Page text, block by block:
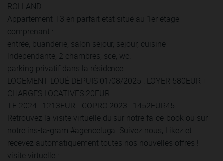
ROLLAND
Appartement T3 en parfait etat situé au 1er étage
comprenant :
entrée, buanderie, salon sejour, sejour, cuisine
independante, 2 chambres, sde, wc.
parking privatif dans la résidence.
LOGEMENT LOUÉ DEPUIS 01/08/2025 : LOYER 580EUR +
CHARGES LOCATIVES 20EUR
TF 2024 : 1213EUR - COPRO 2023 : 1452EUR45
Retrouvez la visite virtuelle du sur notre fa-ce-book ou sur
notre ins-ta-gram #agenceluga. Suivez nous, Likez et
recevez automatiquement toutes nos nouvelles offres !
visite virtuelle :